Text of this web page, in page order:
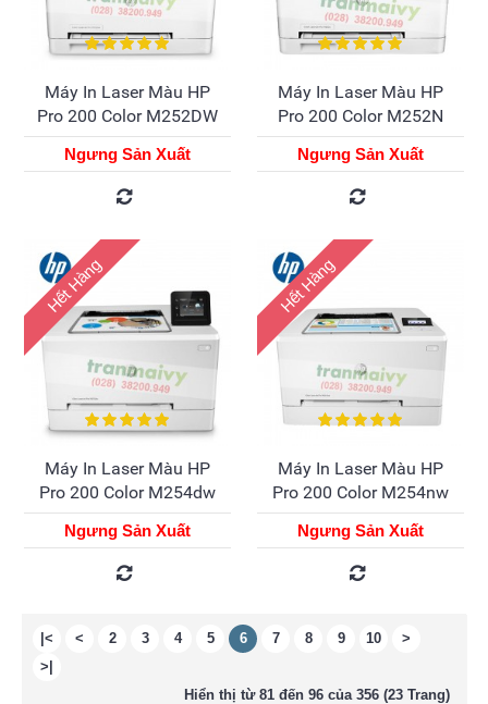
Máy In Laser Màu HP
Pro 200 Color M252DW
Ngưng Sản Xuất
Máy In Laser Màu HP
Pro 200 Color M252N
Ngưng Sản Xuất
Hết Hàng
Máy In Laser Màu HP
Pro 200 Color M254dw
Ngưng Sản Xuất
Hết Hàng
Máy In Laser Màu HP
Pro 200 Color M254nw
Ngưng Sản Xuất
|< < 2 3 4 5 6 7 8 9 10
>
>|
Hiển thị từ 81 đến 96 của 356 (23 Trang)